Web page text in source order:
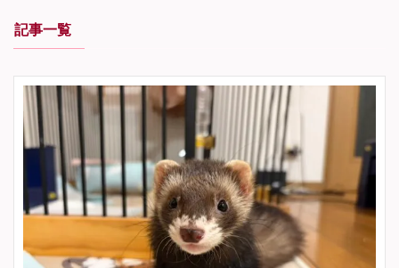
記事一覧